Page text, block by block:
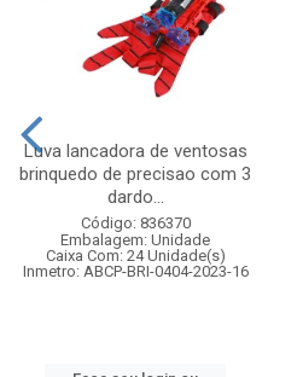
Luva lancadora de ventosas
brinquedo de precisao com 3
dardo...
Código: 836370
Embalagem: Unidade
Caixa Com: 24 Unidade(s)
Inmetro: ABCP-BRI-0404-2023-16